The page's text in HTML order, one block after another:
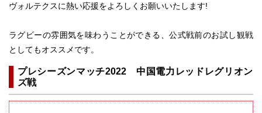
ヴォルテクスに熱い応援をよろしくお願いいたします!
ラグビーの雰囲気を味わうことができる、公式戦前のお試し観戦
としてもオススメです。
プレシーズンマッチ2022 中国電力レッドレグリオン
ズ戦